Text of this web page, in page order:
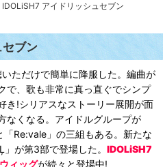
IDOLiSH7 アイドリッシュセブン
ブン
ただけで簡単に降服した。編曲が
で、歌も非常に真っ直ぐでシンプ
き!シリアスなストーリー展開が面
なくなる。アイドルグループが
「Re:vale」の三組もある。新たな
が第3部で登場した。 IDOLiSH7
ィッグが続々と登場中!